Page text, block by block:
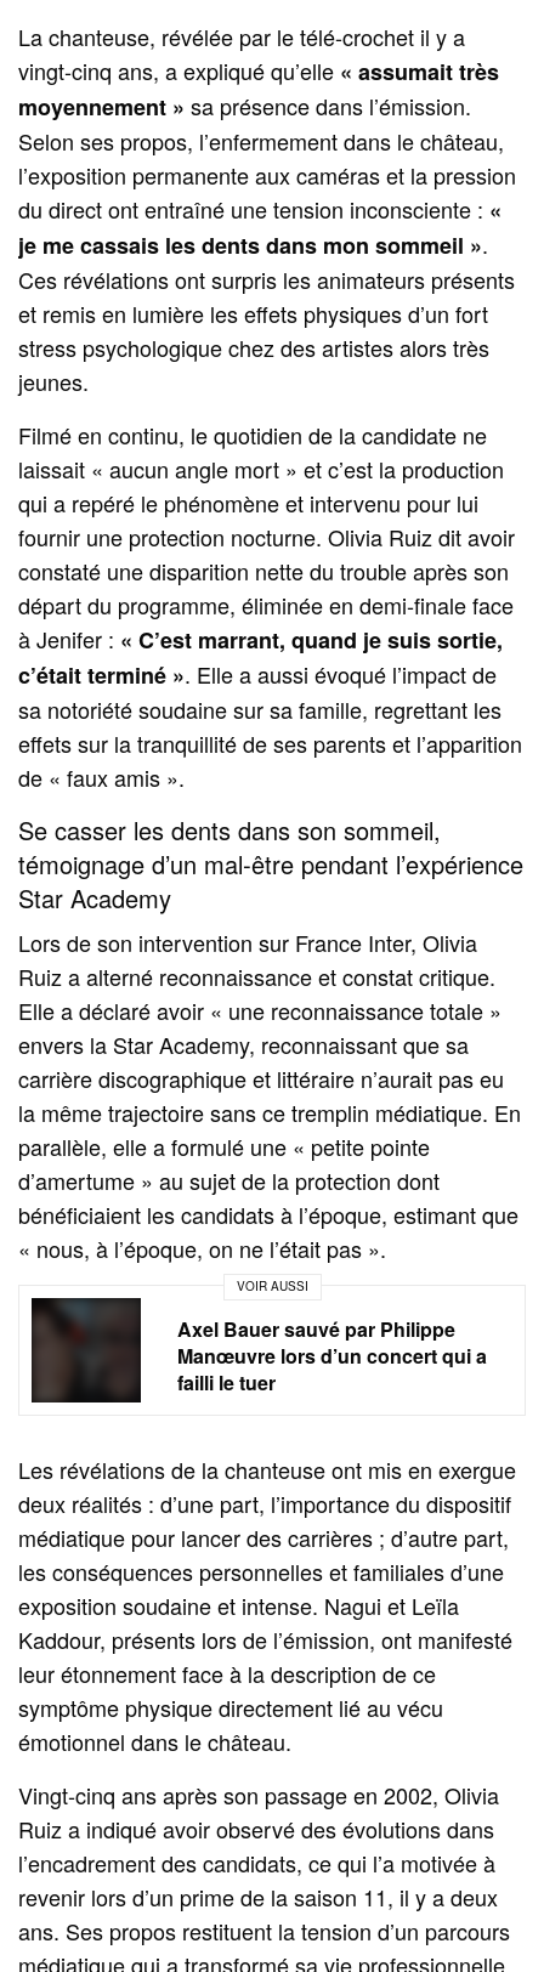
La chanteuse, révélée par le télé-crochet il y a
vingt‑cinq ans, a expliqué qu’elle « assumait très
moyennement » sa présence dans l’émission.
Selon ses propos, l’enfermement dans le château,
l’exposition permanente aux caméras et la pression
du direct ont entraîné une tension inconsciente : «
je me cassais les dents dans mon sommeil ».
Ces révélations ont surpris les animateurs présents
et remis en lumière les effets physiques d’un fort
stress psychologique chez des artistes alors très
jeunes.
Filmé en continu, le quotidien de la candidate ne
laissait « aucun angle mort » et c’est la production
qui a repéré le phénomène et intervenu pour lui
fournir une protection nocturne. Olivia Ruiz dit avoir
constaté une disparition nette du trouble après son
départ du programme, éliminée en demi‑finale face
à Jenifer : « C’est marrant, quand je suis sortie,
c’était terminé ». Elle a aussi évoqué l’impact de
sa notoriété soudaine sur sa famille, regrettant les
effets sur la tranquillité de ses parents et l’apparition
de « faux amis ».
Se casser les dents dans son sommeil,
témoignage d’un mal‑être pendant l’expérience
Star Academy
Lors de son intervention sur France Inter, Olivia
Ruiz a alterné reconnaissance et constat critique.
Elle a déclaré avoir « une reconnaissance totale »
envers la Star Academy, reconnaissant que sa
carrière discographique et littéraire n’aurait pas eu
la même trajectoire sans ce tremplin médiatique. En
parallèle, elle a formulé une « petite pointe
d’amertume » au sujet de la protection dont
bénéficiaient les candidats à l’époque, estimant que
« nous, à l’époque, on ne l’était pas ».
VOIR AUSSI
Axel Bauer sauvé par Philippe
Manœuvre lors d’un concert qui a
failli le tuer
Les révélations de la chanteuse ont mis en exergue
deux réalités : d’une part, l’importance du dispositif
médiatique pour lancer des carrières ; d’autre part,
les conséquences personnelles et familiales d’une
exposition soudaine et intense. Nagui et Leïla
Kaddour, présents lors de l’émission, ont manifesté
leur étonnement face à la description de ce
symptôme physique directement lié au vécu
émotionnel dans le château.
Vingt‑cinq ans après son passage en 2002, Olivia
Ruiz a indiqué avoir observé des évolutions dans
l’encadrement des candidats, ce qui l’a motivée à
revenir lors d’un prime de la saison 11, il y a deux
ans. Ses propos restituent la tension d’un parcours
médiatique qui a transformé sa vie professionnelle